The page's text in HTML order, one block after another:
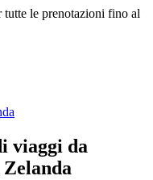
le prenotazioni fino al
viaggi da